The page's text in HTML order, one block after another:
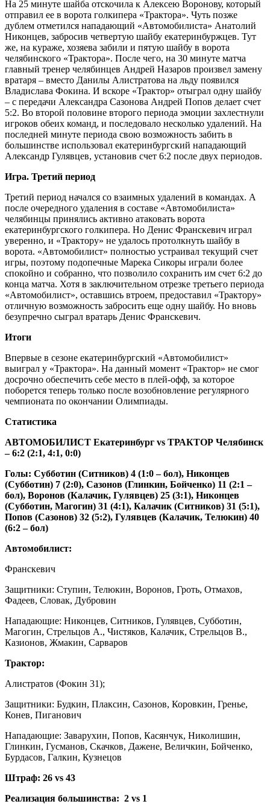
На 25 минуте шайба отскочила к Алексею Воронову, который
отправил ее в ворота голкипера «Трактора». Чуть позже
дублем отметился нападающий «Автомобилиста» Анатолий
Никонцев, забросив четвертую шайбу екатеринбуржцев. Тут
же, на кураже, хозяева забили и пятую шайбу в ворота
челябинского «Трактора». После чего, на 30 минуте матча
главный тренер челябинцев Андрей Назаров произвел замену
вратаря – вместо Данилы Алистратова на льду появился
Владислава Фокина. И вскоре «Трактор» отыграл одну шайбу
– с передачи Александра Сазонова Андрей Попов делает счет
5:2. Во второй половине второго периода эмоции захлестнули
игроков обеих команд, и последовало несколько удалений. На
последней минуте периода свою возможность забить в
большинстве использовал екатеринбургский нападающий
Александр Гулявцев, установив счет 6:2 после двух периодов.
Игра. Третий период
Третий период начался со взаимных удалений в командах. А
после очередного удаления в составе «Автомобилиста»
челябинцы принялись активно атаковать ворота
екатеринбургского голкипера. Но Денис Франскевич играл
уверенно, и «Трактору» не удалось протолкнуть шайбу в
ворота. «Автомобилист» полностью устраивал текущий счет
игры, поэтому подопечные Марека Сикоры играли более
спокойно и собранно, что позволило сохранить им счет 6:2 до
конца матча. Хотя в заключительном отрезке третьего периода
«Автомобилист», оставшись втроем, предоставил «Трактору»
отличную возможность забросить еще одну шайбу. Но вновь
безупречно сыграл вратарь Денис Франскевич.
Итоги
Впервые в сезоне екатеринбургский «Автомобилист»
выиграл у «Трактора». На данный момент «Трактор» не смог
досрочно обеспечить себе место в плей-офф, за которое
поборется теперь только после возобновление регулярного
чемпионата по окончании Олимпиады.
Статистика
АВТОМОБИЛИСТ Екатеринбург vs ТРАКТОР Челябинск
– 6:2 (2:1, 4:1, 0:0)
Голы: Субботин (Ситников) 4 (1:0 – бол), Никонцев
(Субботин) 7 (2:0), Сазонов (Глинкин, Бойченко) 11 (2:1 –
бол), Воронов (Калачик, Гулявцев) 25 (3:1), Никонцев
(Субботин, Магогин) 31 (4:1), Калачик (Ситников) 31 (5:1),
Попов (Сазонов) 32 (5:2), Гулявцев (Калачик, Телюкин) 40
(6:2 – бол)
Автомобилист:
Франскевич
Защитники: Ступин, Телюкин, Воронов, Гроть, Отмахов,
Фадеев, Словак, Дубровин
Нападающие: Никонцев, Ситников, Гулявцев, Субботин,
Магогин, Стрельцов А., Чистяков, Калачик, Стрельцов В.,
Казионов, Жмакин, Сарваров
Трактор:
Алистратов (Фокин 31);
Защитники: Будкин, Плаксин, Сазонов, Коровкин, Гренье,
Конев, Пиганович
Нападающие: Заварухин, Попов, Касянчук, Николишин,
Глинкин, Гусманов, Скачков, Дажене, Величкин, Бойченко,
Бурдасов, Галкин, Кузнецов
Штраф: 26 vs 43
Реализация большинства: 2 vs 1